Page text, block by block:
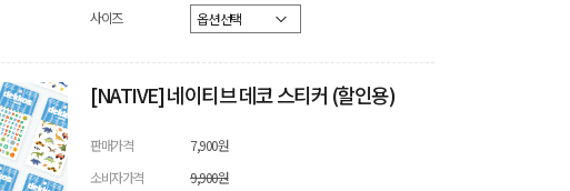
사이즈
[NATIVE] 네이티브 데코 스티커 (할인용)
판매가격
7,900원
소비자가격
9,900원